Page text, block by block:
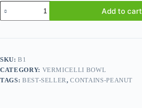
B1.
Grilled
Pork
Spring
-
Bún
Thịt
Add to cart
SKU:B1
CATEGORY: VERMICELLI BOWL
TAGS: BEST-SELLER,CONTAINS-PEANUT